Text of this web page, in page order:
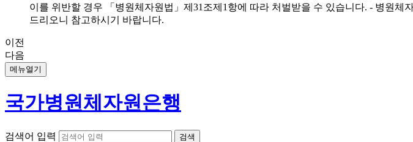
이를 위반할 경우 「병원체자원법」제31조제1항에 따라 처벌받을 수 있습니다. - 병원
드리오니 참고하시기 바랍니다.
이전
다음
메뉴열기
국가병원체자원은행
검색어 입력